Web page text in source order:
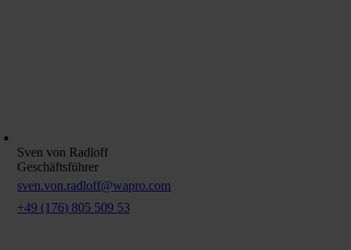
Sven von Radloff
Geschäftsführer
sven.von.radloff@wapro.com
+49 (176) 805 509 53